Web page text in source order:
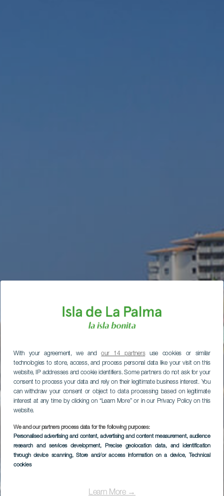
With your agreement, we andour 14 partnersuse cookies or similar
technologies to store, access, and process personal data like your visit on this
website, IP addresses and cookie identifiers. Some partners do not ask for your
consent to process your data and rely on their legitimate business interest. You
can withdraw your consent or object to data processing based on legitimate
interest at any time by clicking on “Learn More” or in our Privacy Policy on this
website.
We and our partners process data for the following purposes:
Personalised advertising and content, advertising and content measurement, audience
research and services development, Precise geolocation data, and identification
through device scanning, Store and/or access information on a device, Technical
cookies
Learn More →